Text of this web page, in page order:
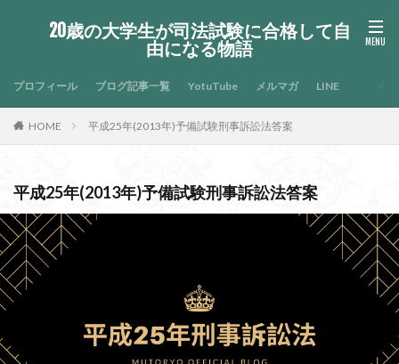
20歳の大学生が司法試験に合格して自
由になる物語
プロフィール ブログ記事一覧 YotuTube メルマガ LINE
HOME 平成25年(2013年)予備試験刑事訴訟法答案
平成25年(2013年)予備試験刑事訴訟法答案